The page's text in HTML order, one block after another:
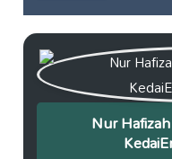
Nur